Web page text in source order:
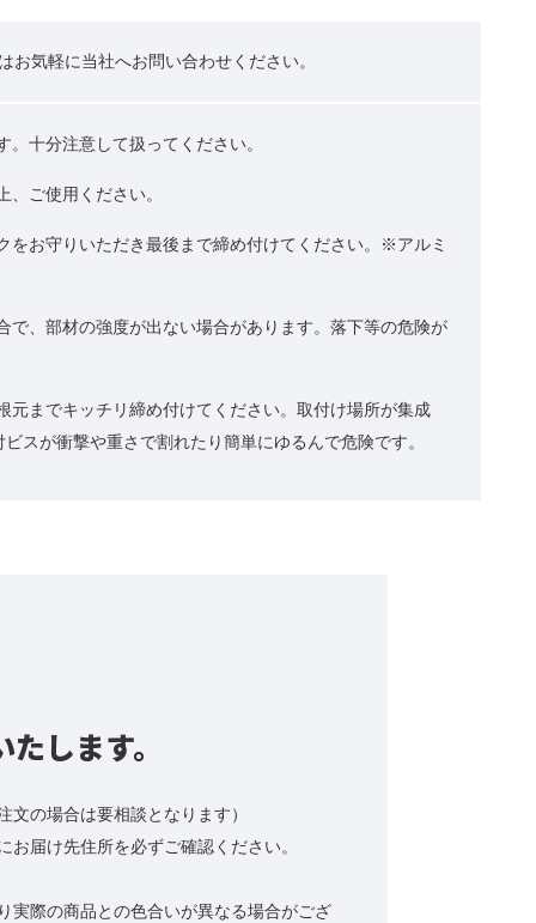
気軽に当社へお問い合わせください。
。十分注意して扱ってください。
ご使用ください。
お守りいただき最後まで締め付けてください。※アルミ
、部材の強度が出ない場合があります。落下等の危険が
までキッチリ締め付けてください。取付け場所が集成
スが衝撃や重さで割れたり簡単にゆるんで危険です。
します。
の場合は要相談となります）
届け先住所を必ずご確認ください。
実際の商品との色合いが異なる場合がござ